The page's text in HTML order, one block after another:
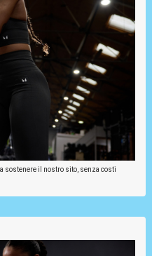
sostenere il nostro sito, senza costi